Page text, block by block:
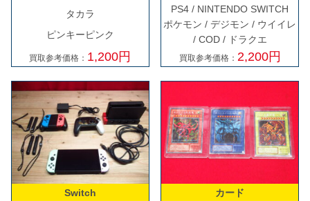
タカラ
ピンキーピンク
買取参考価格： 1,200円
PS4 / NINTENDO SWITCH
ポケモン / デジモン / ウイイレ
/ COD / ドラクエ
買取参考価格： 2,200円
Switch カード